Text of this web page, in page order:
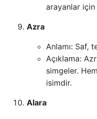
arayanlar
Azra
Anlamı: Saf,
Açıklama:
simgeler.
isimdir.
Alara